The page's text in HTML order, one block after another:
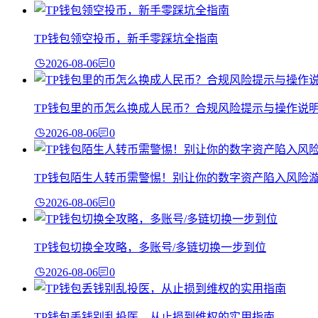
TP钱包领空投币，新手零踩坑全指南
2026-08-06 0
TP钱包里的币怎么换成人民币？合规风险提示与操作说
2026-08-06 0
TP钱包陌生人转币需警惕！别让你的数字资产陷入风险
2026-08-06 0
TP钱包切换全攻略，多账号/多链切换一步到位
2026-08-06 0